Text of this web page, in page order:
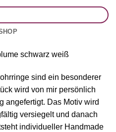
schwarz weiß
sind ein besonderer
wird von mir persönlich
angefertigt. Das Motiv wird
versiegelt und danach
individueller Handmade